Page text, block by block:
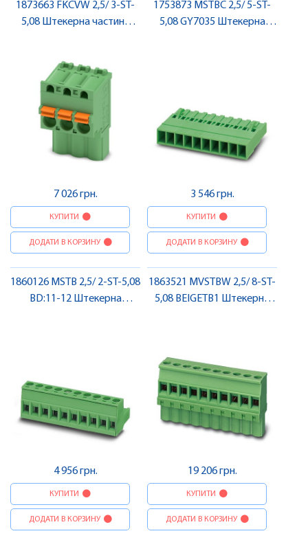
1873663 FKCVW 2,5/ 3-ST-
5,08 Штекерна частина
7 026 грн.
КУПИТИ
ДОДАТИ В КОРЗИНУ
1753873 MSTBC 2,5/ 5-ST-
5,08 GY7035 Штекерна
3 546 грн.
КУПИТИ
ДОДАТИ В КОРЗИНУ
1860126 MSTB 2,5/ 2-ST-5,08
BD:11-12 Штекерна
4 956 грн.
КУПИТИ
ДОДАТИ В КОРЗИНУ
1863521 MVSTBW 2,5/ 8-ST-
5,08 BEIGETB1 Штекерна
19 206 грн.
КУПИТИ
ДОДАТИ В КОРЗИНУ